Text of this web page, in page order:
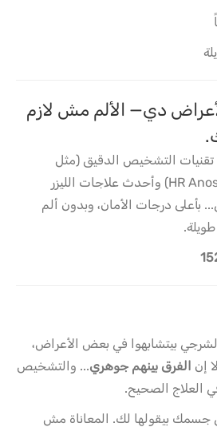
دي— الألم مش لازم
تقنيات التشخيص الدقيق (مثل
Proctostation و HR Anoscopy) وأحدث علاجات الليزر
بأعلى درجات الأمان، وبدون ألم
بيتشابهوا في بعض الأعراض،
إن الفرق بينهم جوهري... والتشخيص
العلاج الصحيح.
جسمك بيقولها لك. المعاناة مش